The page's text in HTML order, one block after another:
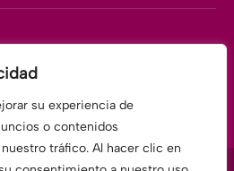
su experiencia de
o contenidos
tráfico. Al hacer clic en